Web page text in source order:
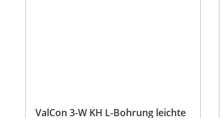
ValCon 3-W KH L-Bohrung leichte